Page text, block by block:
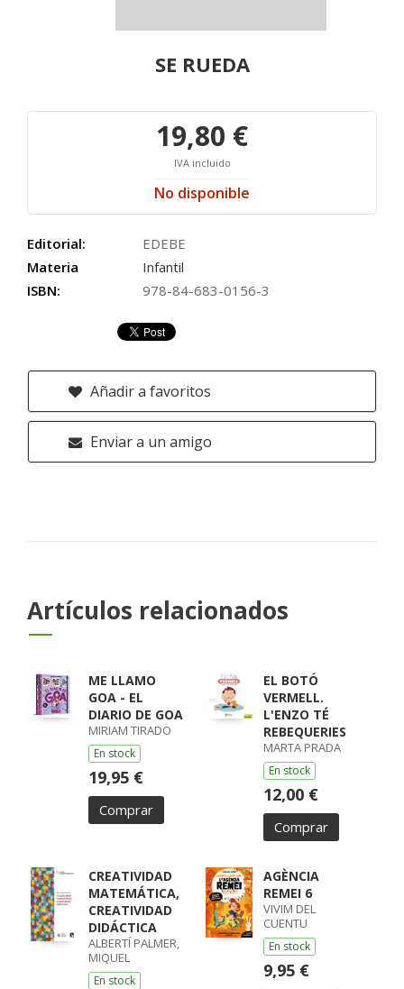
SE RUEDA
19,80 €
IVA incluido
No disponible
Editorial:
EDEBE
Materia
Infantil
ISBN:
978-84-683-0156-3
Añadir a favoritos
Enviar a un amigo
Artículos relacionados
ME LLAMO
GOA - EL
DIARIO DE GOA
MIRIAM TIRADO
En stock
19,95 €
Comprar
EL BOTÓ
VERMELL.
L'ENZO TÉ
REBEQUERIES
MARTA PRADA
En stock
12,00 €
Comprar
CREATIVIDAD
MATEMÁTICA,
CREATIVIDAD
DIDÁCTICA
ALBERTÍ PALMER,
MIQUEL
En stock
AGÈNCIA
REMEI 6
VIVIM DEL
CUENTU
En stock
9,95 €